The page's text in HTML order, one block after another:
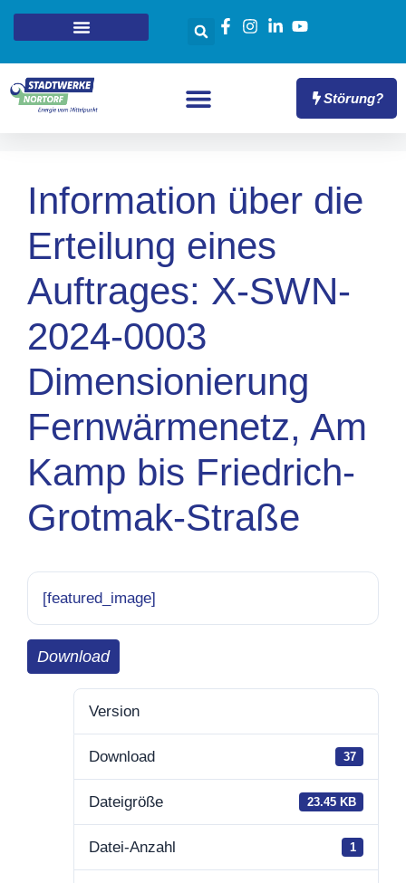
Störung?
Information über die
Erteilung eines
Auftrages: X-SWN-
2024-0003
Dimensionierung
Fernwärmenetz, Am
Kamp bis Friedrich-
Grotmak-Straße
[featured_image]
Download
Version
Download 37
Dateigröße 23.45 KB
Datei-Anzahl 1